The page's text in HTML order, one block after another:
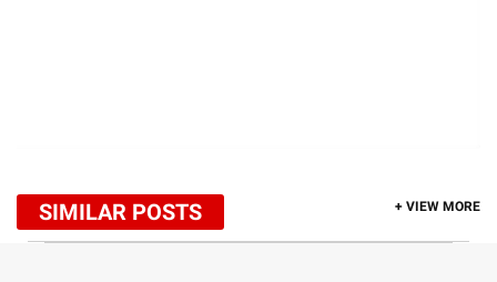
SIMILAR POSTS + VIEW MORE